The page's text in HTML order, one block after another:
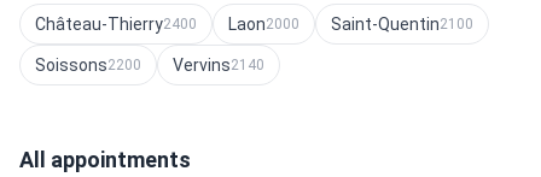
Château-Thierry2400 Laon2000 Saint-Quentin2100
Soissons2200 Vervins2140
All appointments